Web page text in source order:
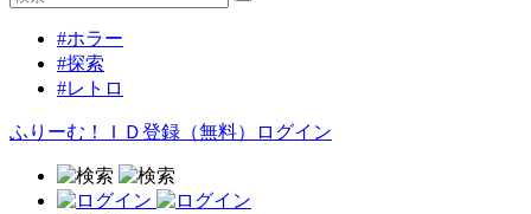
#ホラー
#探索
#レトロ
ふりーむ！ＩＤ登録（無料） ログイン